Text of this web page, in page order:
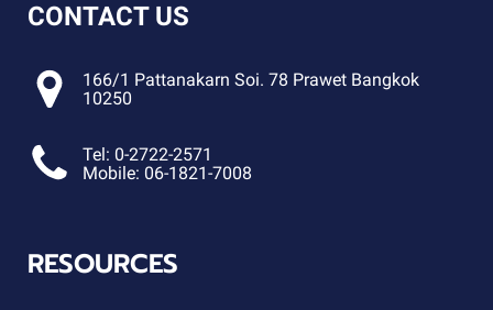
CONTACT US
166/1 Pattanakarn Soi. 78 Prawet Bangkok
10250
Tel: 0-2722-2571
Mobile: 06-1821-7008
RESOURCES